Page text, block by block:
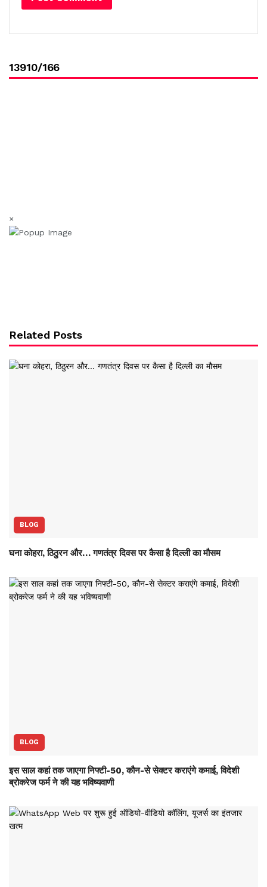
13910/166
×
Related Posts
BLOG
घना कोहरा, ठिठुरन और… गणतंत्र दिवस पर कैसा है दिल्ली का मौसम
BLOG
इस साल कहां तक जाएगा निफ्टी-50, कौन-से सेक्‍टर कराएंगे कमाई, विदेशी
ब्रोकरेज फर्म ने की यह भविष्‍यवाणी